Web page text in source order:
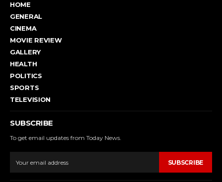
HOME
GENERAL
CINEMA
MOVIE REVIEW
GALLERY
HEALTH
POLITICS
SPORTS
TELEVISION
SUBSCRIBE
To get email updates from Today News.
SUBSCRIBE